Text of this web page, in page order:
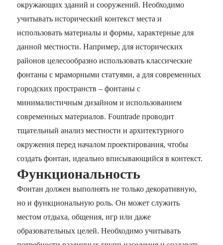
окружающих зданий и сооружений. Необходимо
учитывать исторический контекст места и
использовать материалы и формы, характерные для
данной местности. Например, для исторических
районов целесообразно использовать классические
фонтаны с мраморными статуями, а для современных
городских пространств – фонтаны с
минималистичным дизайном и использованием
современных материалов. Fountrade проводит
тщательный анализ местности и архитектурного
окружения перед началом проектирования, чтобы
создать фонтан, идеально вписывающийся в контекст.
Функциональность
Фонтан должен выполнять не только декоративную,
но и функциональную роль. Он может служить
местом отдыха, общения, игр или даже
образовательных целей. Необходимо учитывать